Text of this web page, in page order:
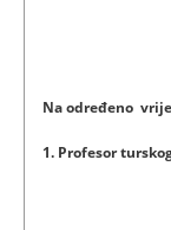
Na određeno
1. Profesor